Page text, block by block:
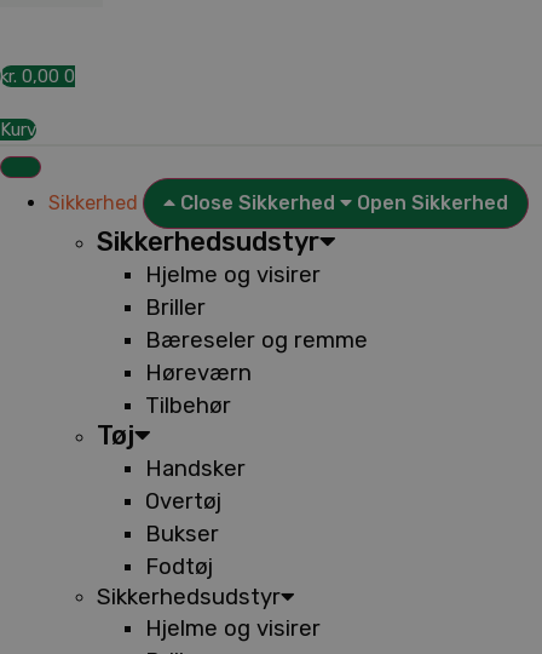
kr. 0,00 0
Kurv
Sikkerhed Close Sikkerhed Open Sikkerhed
Sikkerhedsudstyr
Hjelme og visirer
Briller
Bæreseler og remme
Høreværn
Tilbehør
Tøj
Handsker
Overtøj
Bukser
Fodtøj
Sikkerhedsudstyr
Hjelme og visirer